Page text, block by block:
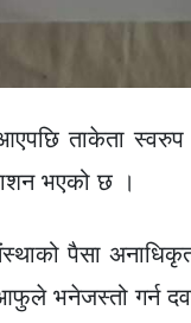
ताकेता
भएको छ ।
पैसा
भनेजस्तो गर्न